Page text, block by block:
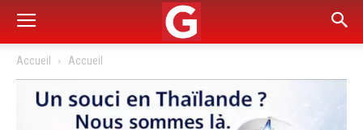
Accueil Accueil